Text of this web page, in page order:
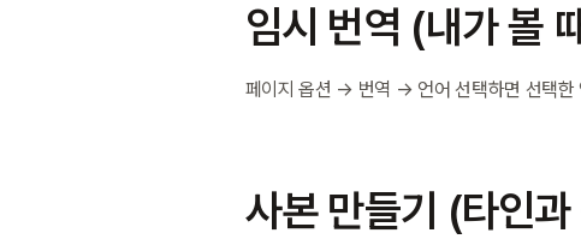
임시 번역 (내가 볼
페이지 옵션 → 번역 → 언어 선택하면 선택한
사본 만들기 (타인